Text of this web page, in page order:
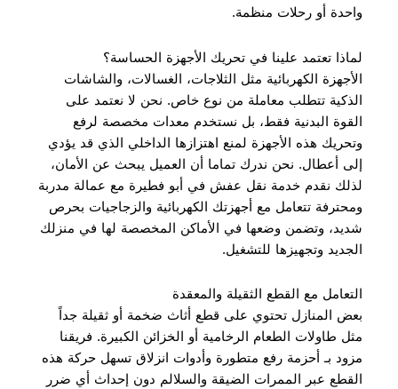
واحدة أو رحلات منظمة.
لماذا تعتمد علينا في تحريك الأجهزة الحساسة؟
الأجهزة الكهربائية مثل الثلاجات، الغسالات، والشاشات
الذكية تتطلب معاملة من نوع خاص. نحن لا نعتمد على
القوة البدنية فقط، بل نستخدم معدات مخصصة لرفع
وتحريك هذه الأجهزة لمنع اهتزازها الداخلي الذي قد يؤدي
إلى أعطال. نحن ندرك تماما أن العميل يبحث عن الأمان،
لذلك نقدم خدمة نقل عفش في أبو فطيرة مع عمالة مدربة
ومحترفة تتعامل مع أجهزتك الكهربائية والزجاجيات بحرص
شديد، وتضمن وضعها في الأماكن المخصصة لها في منزلك
الجديد وتجهيزها للتشغيل.
التعامل مع القطع الثقيلة والمعقدة
بعض المنازل تحتوي على قطع أثاث ضخمة أو ثقيلة جداً
مثل طاولات الطعام الرخامية أو الخزائن الكبيرة. فريقنا
مزود بـ أحزمة رفع متطورة وأدوات انزلاق تسهل حركة هذه
القطع عبر الممرات الضيقة والسلالم دون إحداث أي ضرر